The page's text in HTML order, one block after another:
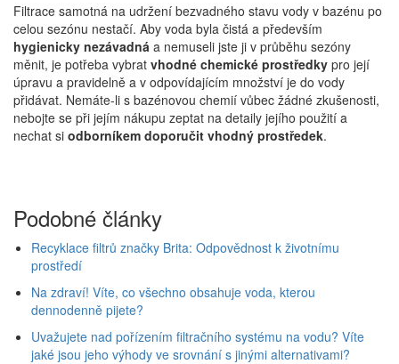
Filtrace samotná na udržení bezvadného stavu vody v bazénu po
celou sezónu nestačí. Aby voda byla čistá a především
hygienicky nezávadná a nemuseli jste ji v průběhu sezóny
měnit, je potřeba vybrat vhodné chemické prostředky pro její
úpravu a pravidelně a v odpovídajícím množství je do vody
přidávat. Nemáte-li s bazénovou chemií vůbec žádné zkušenosti,
nebojte se při jejím nákupu zeptat na detaily jejího použití a
nechat si odborníkem doporučit vhodný prostředek.
Podobné články
Recyklace filtrů značky Brita: Odpovědnost k životnímu
prostředí
Na zdraví! Víte, co všechno obsahuje voda, kterou
dennodenně pijete?
Uvažujete nad pořízením filtračního systému na vodu? Víte
jaké jsou jeho výhody ve srovnání s jinými alternativami?